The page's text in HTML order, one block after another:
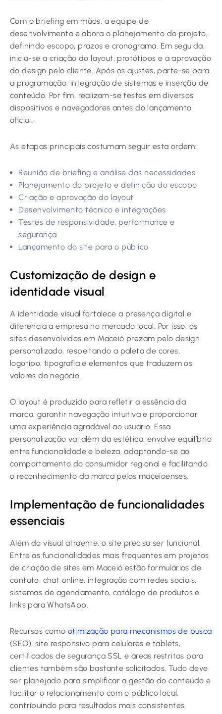
Com o briefing em mãos, a equipe de
desenvolvimento elabora o planejamento do projeto,
definindo escopo, prazos e cronograma. Em seguida,
inicia-se a criação do layout, protótipos e a aprovação
do design pelo cliente. Após os ajustes, parte-se para
a programação, integração de sistemas e inserção de
conteúdo. Por fim, realizam-se testes em diversos
dispositivos e navegadores antes do lançamento
oficial.
As etapas principais costumam seguir esta ordem:
Reunião de briefing e análise das necessidades
Planejamento do projeto e definição do escopo
Criação e aprovação do layout
Desenvolvimento técnico e integrações
Testes de responsividade, performance e
segurança
Lançamento do site para o público
Customização de design e
identidade visual
A identidade visual fortalece a presença digital e
diferencia a empresa no mercado local. Por isso, os
sites desenvolvidos em Maceió prezam pelo design
personalizado, respeitando a paleta de cores,
logotipo, tipografia e elementos que traduzem os
valores do negócio.
O layout é produzido para refletir a essência da
marca, garantir navegação intuitiva e proporcionar
uma experiência agradável ao usuário. Essa
personalização vai além da estética: envolve equilíbrio
entre funcionalidade e beleza, adaptando-se ao
comportamento do consumidor regional e facilitando
o reconhecimento da marca pelos maceioenses.
Implementação de funcionalidades
essenciais
Além do visual atraente, o site precisa ser funcional.
Entre as funcionalidades mais frequentes em projetos
de criação de sites em Maceió estão formulários de
contato, chat online, integração com redes sociais,
sistemas de agendamento, catálogo de produtos e
links para WhatsApp.
Recursos como otimização para mecanismos de busca
(SEO), site responsivo para celulares e tablets,
certificados de segurança SSL e áreas restritas para
clientes também são bastante solicitados. Tudo deve
ser planejado para simplificar a gestão do conteúdo e
facilitar o relacionamento com o público local,
contribuindo para resultados mais consistentes.